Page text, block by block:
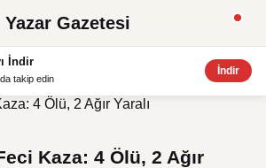
Yazar Gazetesi
İndir
takip edin
İndir
Kaza: 4 Ölü, 2 Ağır